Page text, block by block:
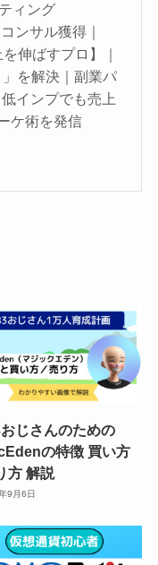
ィング
ンサル獲得｜
伸ばすプロ】｜
」を解決｜副業パ
インプでも売上
ケ術を発信
じさんのための
の特徴 買い方
方 解説
9月6日